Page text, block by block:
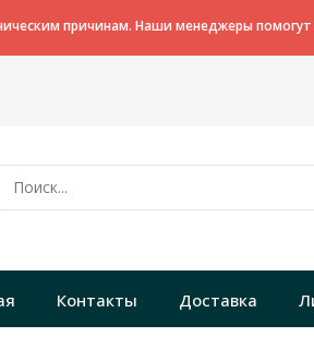
причинам. Наши менеджеры
Контакты Доставка